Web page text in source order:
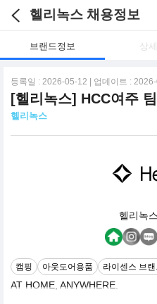
헬리녹스 채용정보
브랜드정보 상
등록일 : 2026-05-12 | 업데이트 :
[헬리녹스] HCC여주
헬리녹스
헬리녹
캠핑 아웃도어용품 라이센스 브랜
AT HOME, ANYWHERE.